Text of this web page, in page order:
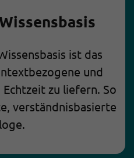
ist das
und
zu liefern. So
verständnisbasierte